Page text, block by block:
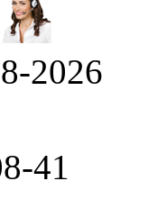
2026
41